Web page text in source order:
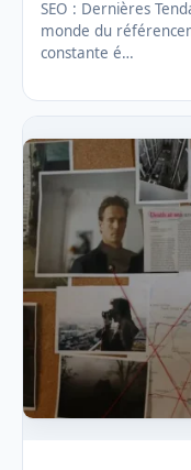
SEO : Dernières
monde du
constante é…